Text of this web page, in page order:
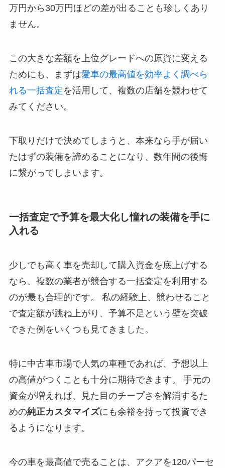
万円から30万円ほどの差が出ることも珍しくあり
ません。
この大きな差額を上位グレードへの原資に変える
ためにも、まずは愛車の最高値を効率よく調べら
れる一括査定 を活用して、複数の店舗を競わせて
みてください。
下取りだけで決めてしまうと、本来なら手が届い
たはずの装備を諦めることになり、数年間の後悔
に繋がってしまいます。
一括査定で予算を最大化し憧れの装備を手に
入れる
少しでも高く車を売却して購入資金を底上げする
なら、複数の業者が競合する一括査定を利用する
のが最も合理的です。 私の経験上、競わせること
で査定額が跳ね上がり、予算不足という壁を突破
できた例をいくつも見てきました。
特に中古車市場で人気の車種であれば、予想以上
の高値がつくことも十分に期待できます。 手元の
資金が増えれば、見た目のチープさを解消するた
めの純正カスタマイズにも余裕を持って投資でき
るようになります。
今の車を最高値で売ることは、アクアを120パーセ